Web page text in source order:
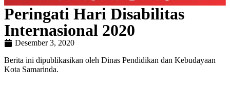
Peringati Hari Disabilitas
Internasional 2020
Desember 3, 2020
Berita ini dipublikasikan oleh Dinas Pendidikan dan Kebudayaan
Kota Samarinda.